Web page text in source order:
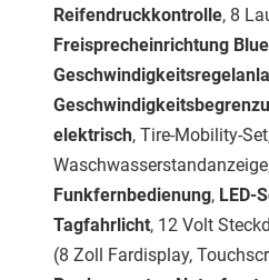
Reifendruckkontrolle, 8
Freisprecheinrichtung
elektrisch, Tire-Mobility-
Funkfernbedienung, LED-
Tagfahrlicht, 12 Volt
(8 Zoll Fardisplay,